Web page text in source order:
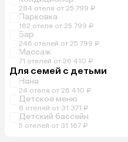
284 отеля от 25 799 ₽
Парковка
162 отеля от 25 799 ₽
Бар
246 отелей от 25 799 ₽
Массаж
71 отелей от 26 410 ₽
Для семей с детьми
Няня
24 отеля от 26 410 ₽
Детское меню
6 отелей от 31 371 ₽
Детский бассейн
5 отелей от 31 167 ₽